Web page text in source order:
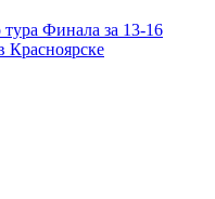
тура Финала за 13-16